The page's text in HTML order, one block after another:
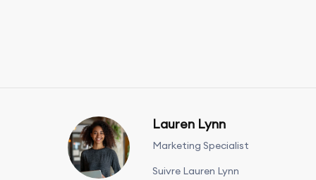
Lauren Lynn
Marketing Specialist
Suivre Lauren Lynn